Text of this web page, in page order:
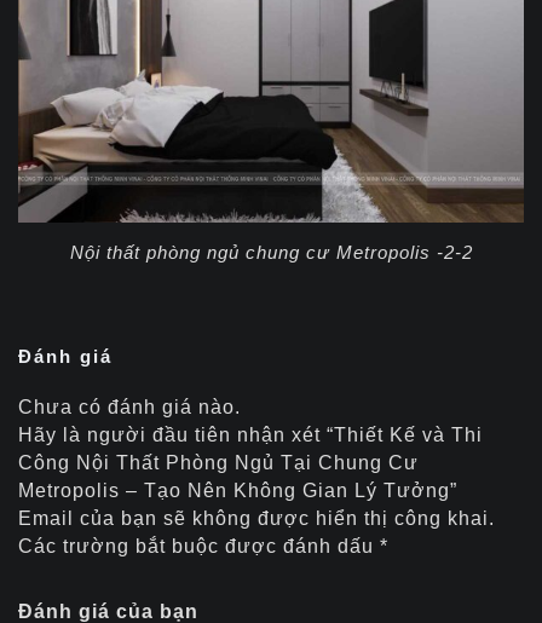
Nội thất phòng ngủ chung cư Metropolis -2-2
Đánh giá
Chưa có đánh giá nào.
Hãy là người đầu tiên nhận xét “Thiết Kế và Thi
Công Nội Thất Phòng Ngủ Tại Chung Cư
Metropolis – Tạo Nên Không Gian Lý Tưởng”
Email của bạn sẽ không được hiển thị công khai.
Các trường bắt buộc được đánh dấu *
Đánh giá của bạn